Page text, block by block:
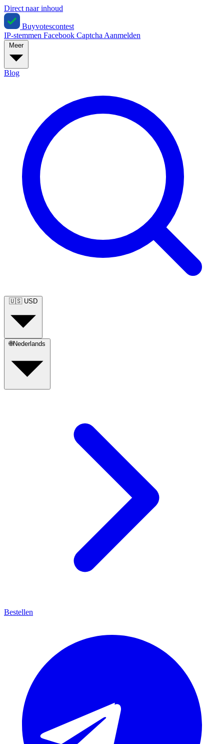
Direct naar inhoud
Buyvotescontest
IP-stemmen Facebook Captcha Aanmelden
Meer
Blog
🇺🇸 USD
🌐Nederlands
Bestellen